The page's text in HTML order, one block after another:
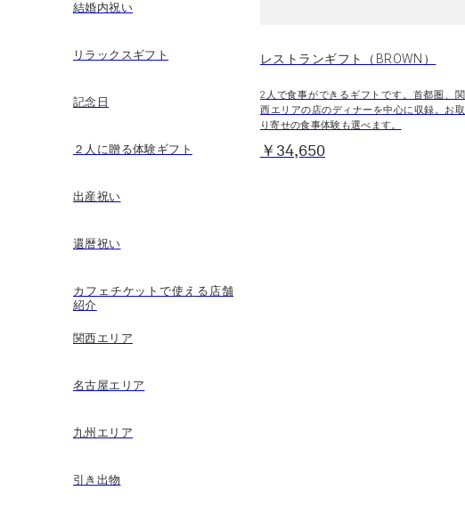
結婚内祝い
リラックスギフト
記念日
２人に贈る体験ギフト
出産祝い
還暦祝い
カフェチケットで使える店舗
紹介
関西エリア
名古屋エリア
九州エリア
引き出物
レストランギフト（BROWN）
2人で食事ができるギフトです。首都圏、関
西エリアの店のディナーを中心に収録。お取
り寄せの食事体験も選べます。
￥34,650